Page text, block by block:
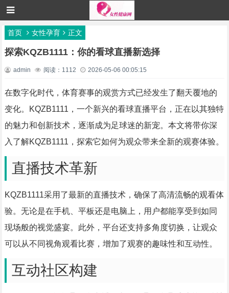
首页 女性孕育 正文
探索KQZB1111：你的看球直播新选择
admin 阅读：1112 2026-05-06 00:05:15
在数字化时代，体育赛事的观赏方式已经发生了翻天覆地的
变化。KQZB1111，一个新兴的看球直播平台，正在以其独特
的魅力和创新技术，逐渐成为足球迷的新宠。本文将带你深
入了解KQZB1111，探索它如何为观众带来全新的观赛体验。
直播技术革新
KQZB1111采用了最新的直播技术，确保了高清流畅的观看体
验。无论是在手机、平板还是电脑上，用户都能享受到如同
现场般的视觉盛宴。此外，平台还支持多角度切换，让观众
可以从不同视角观看比赛，增加了观赛的趣味性和互动性。
互动社区构建